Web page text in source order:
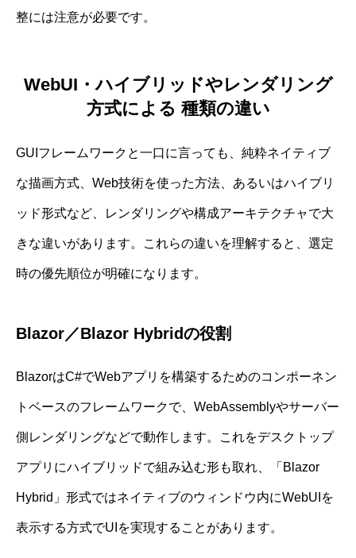
整には注意が必要です。
WebUI・ハイブリッドやレンダリング
方式による 種類の違い
GUIフレームワークと一口に言っても、純粋ネイティブ
な描画方式、Web技術を使った方法、あるいはハイブリ
ッド形式など、レンダリングや構成アーキテクチャで大
きな違いがあります。これらの違いを理解すると、選定
時の優先順位が明確になります。
Blazor／Blazor Hybridの役割
BlazorはC#でWebアプリを構築するためのコンポーネン
トベースのフレームワークで、WebAssemblyやサーバー
側レンダリングなどで動作します。これをデスクトップ
アプリにハイブリッドで組み込む形も取れ、「Blazor
Hybrid」形式ではネイティブのウィンドウ内にWebUIを
表示する方式でUIを実現することがあります。